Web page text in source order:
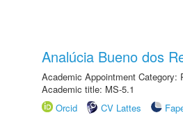
Analúcia Bueno dos
Academic Appointment Category:
Academic title: MS-5.1
Orcid
CV Lattes